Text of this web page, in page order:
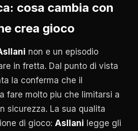
cosa cambia con
crea gioco
non e un episodio
in fretta. Dal punto di vista
la conferma che il
fare molto piu che limitarsi a
sicurezza. La sua qualita
di gioco: Asllani legge gli